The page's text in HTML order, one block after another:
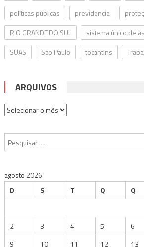
políticas públicas
previdencia
RIO GRANDE DO SUL
sistema único de
SUAS
São Paulo tocantins
ARQUIVOS
Arquivos
agosto 2026
D
S T Q Q
2
3 4 5 6
9
10 11 12 13